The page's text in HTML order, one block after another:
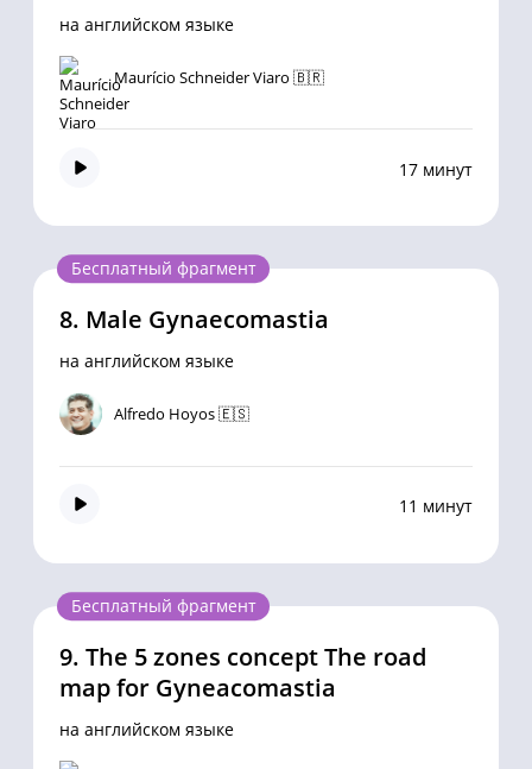
на английском языке
Maurício Schneider Viaro 🇧🇷
17 минут
Бесплатный фрагмент
8. Male Gynaecomastia
на английском языке
Alfredo Hoyos 🇪🇸
11 минут
Бесплатный фрагмент
9. The 5 zones concept The road
map for Gyneacomastia
на английском языке